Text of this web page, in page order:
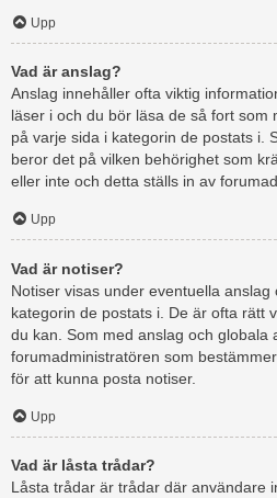
Upp
Vad är anslag?
Anslag innehåller ofta viktig
läser i och du bör läsa de så fort som
på varje sida i kategorin de postats i.
beror det på vilken behörighet som
eller inte och detta ställs in av
Upp
Vad är notiser?
Notiser visas under eventuella
kategorin de postats i. De är ofta rätt
du kan. Som med anslag och globala
forumadministratören som
för att kunna posta notiser.
Upp
Vad är låsta trådar?
Låsta trådar är trådar där användare